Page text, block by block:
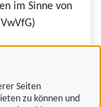
Seiten
zu können und
im Sinne von